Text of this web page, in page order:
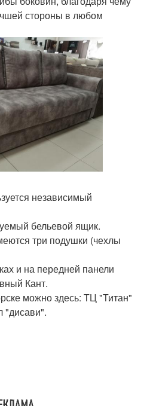
стороны в любом
независимый
бельевой ящик.
три подушки (чехлы
и на передней панели
Кант.
можно здесь: ТЦ "Титан"
"дисави".